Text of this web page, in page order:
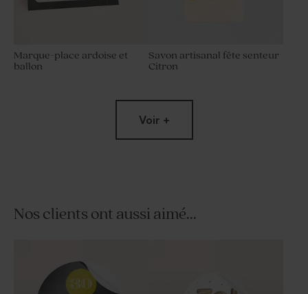
Marque-place ardoise et
ballon
Savon artisanal fête senteur
Citron
Voir +
Nos clients ont aussi aimé...